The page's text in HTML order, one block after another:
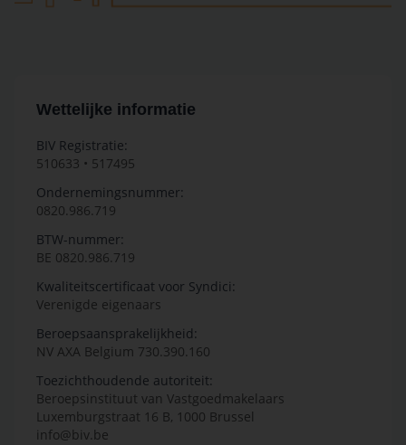
Wettelijke informatie
BIV Registratie:
510633 • 517495
Ondernemingsnummer:
0820.986.719
BTW-nummer:
BE 0820.986.719
Kwaliteitscertificaat voor Syndici:
Verenigde eigenaars
Beroepsaansprakelijkheid:
NV AXA Belgium 730.390.160
Toezichthoudende autoriteit:
Beroepsinstituut van Vastgoedmakelaars
Luxemburgstraat 16 B, 1000 Brussel
info@biv.be